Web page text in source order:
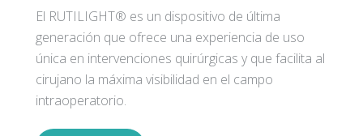
El RUTILIGHT® es un dispositivo de última
generación que ofrece una experiencia de uso
única en intervenciones quirúrgicas y que facilita al
cirujano la máxima visibilidad en el campo
intraoperatorio.